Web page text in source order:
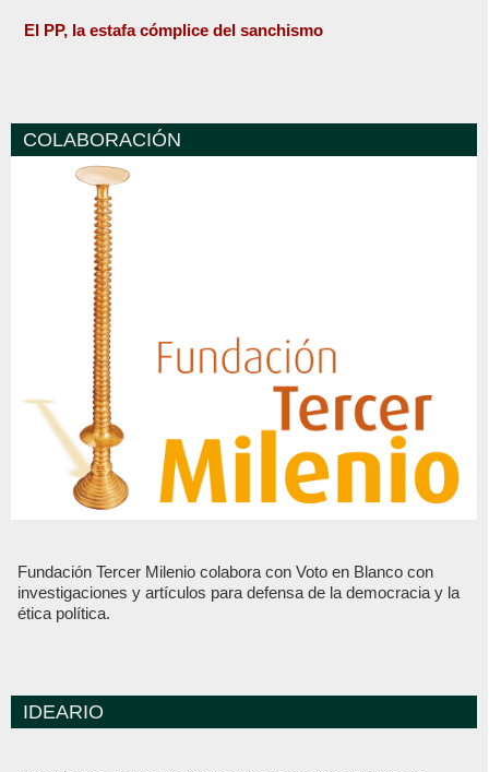
El PP, la estafa cómplice del sanchismo
COLABORACIÓN
Fundación Tercer Milenio colabora con Voto en Blanco con
investigaciones y artículos para defensa de la democracia y la
ética política.
IDEARIO